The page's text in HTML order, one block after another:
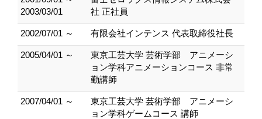
2003/03/01
社 正社員
2002/07/01 ～ 有限会社インテンス 代表取締役社長
2005/04/01 ～
東京工芸大学 芸術学部 アニメーシ
ョン学科アニメーションコース 非常
勤講師
2007/04/01 ～
東京工芸大学 芸術学部 アニメーシ
ョン学科ゲームコース 講師